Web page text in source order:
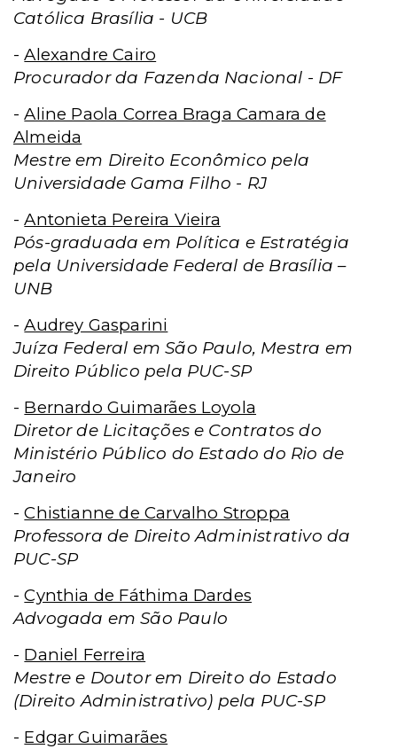
Católica Brasília - UCB
-Alexandre Cairo
Procurador da Fazenda Nacional - DF
-Aline Paola Correa Braga Camara de
Almeida
Mestre em Direito Econômico pela
Universidade Gama Filho - RJ
-Antonieta Pereira Vieira
Pós-graduada em Política e Estratégia
pela Universidade Federal de Brasília –
UNB
-Audrey Gasparini
Juíza Federal em São Paulo, Mestra em
Direito Público pela PUC-SP
- Bernardo Guimarães Loyola
Diretor de Licitações e Contratos do
Ministério Público do Estado do Rio de
Janeiro
-Chistianne de Carvalho Stroppa
Professora de Direito Administrativo da
PUC-SP
-Cynthia de Fáthima Dardes
Advogada em São Paulo
- Daniel Ferreira
Mestre e Doutor em Direito do Estado
(Direito Administrativo) pela PUC-SP
- Edgar Guimarães